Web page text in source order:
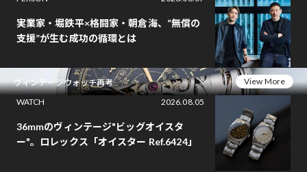
実業家・堀鉄平×格闘家・朝倉海、“無償の
支援”が生む成功の循環とは
ヴィンテージウォッチ再考
View More
WATCH
2026.08.05
36mmのヴィンテージ"ビッグオイスタ
ー"。ロレックス「オイスター Ref.6424」